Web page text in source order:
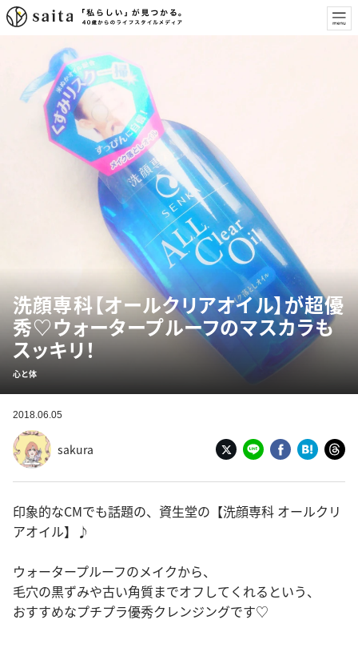
洗顔専科【オールクリアオイル】が超優
秀♡ウォータープルーフのマスカラも
スッキリ！
心と体
2018.06.05
sakura
印象的なCMでも話題の、資生堂の【洗顔専科 オールクリ
アオイル】♪
ウォータープルーフのメイクから、
毛穴の黒ずみや古い角質までオフしてくれるという、
おすすめなプチプラ優秀クレンジングです♡